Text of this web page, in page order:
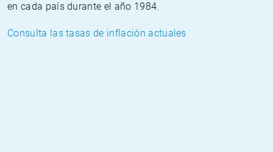
en cada país durante el año 1984.
Consulta las tasas de inflación actuales